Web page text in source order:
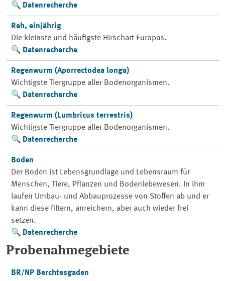
Datenrecherche
Reh, einjährig
Die kleinste und häufigste Hirschart Europas.
Datenrecherche
Regenwurm (Aporrectodea longa)
Wichtigste Tiergruppe aller Bodenorganismen.
Datenrecherche
Regenwurm (Lumbricus terrestris)
Wichtigste Tiergruppe aller Bodenorganismen.
Datenrecherche
Boden
Der Boden ist Lebensgrundlage und Lebensraum für
Menschen, Tiere, Pflanzen und Bodenlebewesen. In ihm
laufen Umbau- und Abbauprozesse von Stoffen ab und er
kann diese filtern, anreichern, aber auch wieder frei
setzen.
Datenrecherche
Probenahmegebiete
BR/NP Berchtesgaden